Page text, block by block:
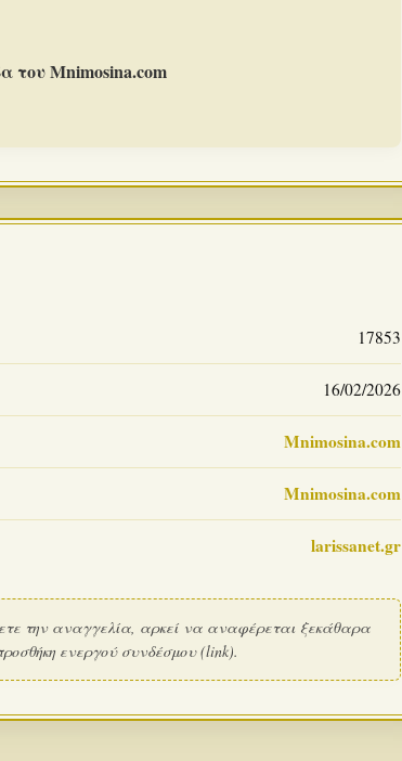
του Mnimosina.com
17853
16/02/2026
Mnimosina.com
Mnimosina.com
larissanet.gr
την αναγγελία, αρκεί να αναφέρεται ξεκάθαρα
ενεργού συνδέσμου (link).